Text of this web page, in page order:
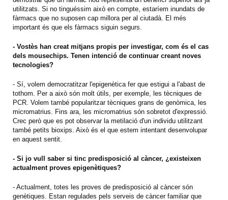
utilitzats. Si no tinguéssim això en compte, estaríem inundats de
fàrmacs que no suposen cap millora per al ciutadà. El més
important és que els fàrmacs siguin segurs.
- Vostès han creat mitjans propis per investigar, com és el cas
dels mousechips. Tenen intenció de continuar creant noves
tecnologies?
- Sí, volem democratitzar l'epigenètica fer que estigui a l'abast de
tothom. Per a això són molt útils, per exemple, les tècniques de
PCR. Volem també popularitzar tècniques grans de genòmica, les
micromatrius. Fins ara, les micromatrius són sobretot d'expressió.
Crec però que es pot observar la metilació d'un individu utilitzant
també petits bioxips. Això és el que estem intentant desenvolupar
en aquest sentit.
- Si jo vull saber si tinc predisposició al càncer, ¿existeixen
actualment proves epigenètiques?
- Actualment, totes les proves de predisposició al càncer són
genètiques. Estan regulades pels serveis de càncer familiar que